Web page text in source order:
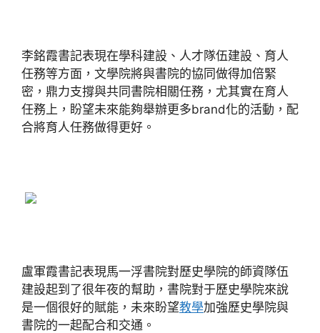
李銘霞書記表現在學科建設、人才隊伍建設、育人
任務等方面，文學院將與書院的協同做得加倍緊
密，鼎力支撐與共同書院相關任務，尤其實在育人
任務上，盼望未來能夠舉辦更多brand化的活動，配
合將育人任務做得更好。
盧軍霞書記表現馬一浮書院對歷史學院的師資隊伍
建設起到了很年夜的幫助，書院對于歷史學院來說
是一個很好的賦能，未來盼望教學加強歷史學院與
書院的一起配合和交通。